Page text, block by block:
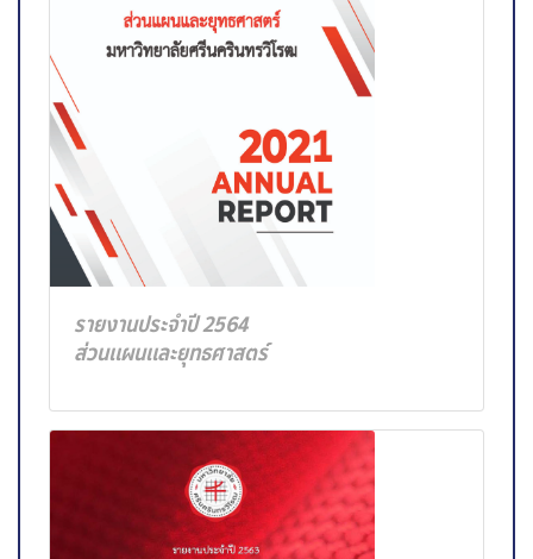
รายงานประจำปี 2564
ส่วนแผนและยุทธศาสตร์